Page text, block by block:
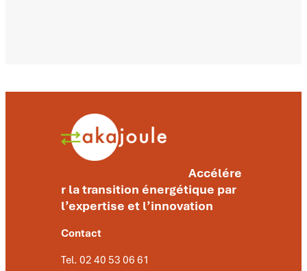
Accélére
r la transition énergétique par
l’expertise et l’innovation
Contact
Tel. 02 40 53 06 61